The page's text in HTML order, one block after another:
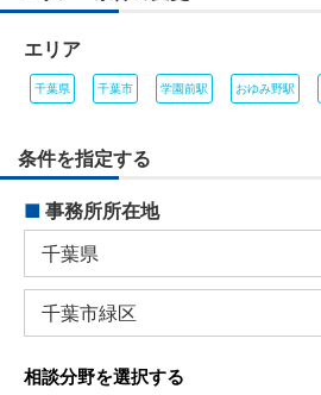
エリア
千葉県 千葉市 学園前駅 おゆみ野駅
条件を指定する
■ 事務所所在地
相談分野を選択する